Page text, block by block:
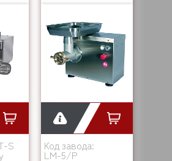
S Код завода:
LM-5/P